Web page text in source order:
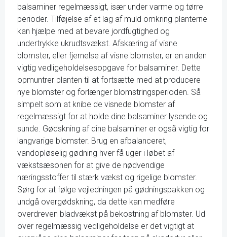
balsaminer regelmæssigt, især under varme og tørre
perioder. Tilføjelse af et lag af muld omkring planterne
kan hjælpe med at bevare jordfugtighed og
undertrykke ukrudtsvækst. Afskæring af visne
blomster, eller fjernelse af visne blomster, er en anden
vigtig vedligeholdelsesopgave for balsaminer. Dette
opmuntrer planten til at fortsætte med at producere
nye blomster og forlænger blomstringsperioden. Så
simpelt som at knibe de visnede blomster af
regelmæssigt for at holde dine balsaminer lysende og
sunde. Gødskning af dine balsaminer er også vigtig for
langvarige blomster. Brug en afbalanceret,
vandopløselig gødning hver få uger i løbet af
vækstsæsonen for at give de nødvendige
næringsstoffer til stærk vækst og rigelige blomster.
Sørg for at følge vejledningen på gødningspakken og
undgå overgødskning, da dette kan medføre
overdreven bladvækst på bekostning af blomster. Ud
over regelmæssig vedligeholdelse er det vigtigt at